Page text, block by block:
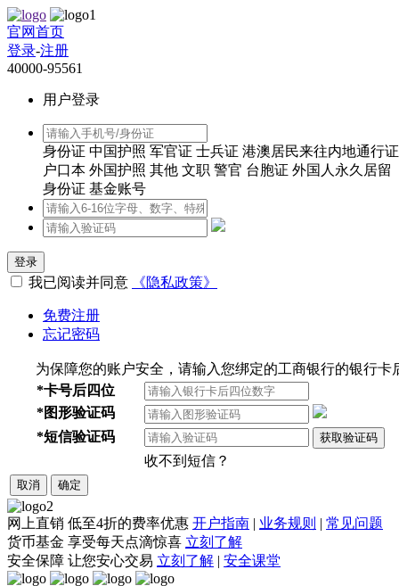
官网首页
登录-注册
40000-95561
用户登录
身份证 中国护照 军官证 士兵证 港澳居民来往内地通行证
户口本 外国护照 其他 文职 警官 台胞证 外国人永久居留
身份证 基金账号
登录
我已阅读并同意 《隐私政策》
免费注册
忘记密码
为保障您的账户安全，请输入您绑定的工商银行的银行卡
*卡号后四位
*图形验证码
*短信验证码 获取验证码
收不到短信？
取消 确定
网上直销 低至4折的费率优惠 开户指南 | 业务规则 | 常见问题
货币基金 享受每天点滴惊喜 立刻了解
安全保障 让您安心交易 立刻了解 | 安全课堂